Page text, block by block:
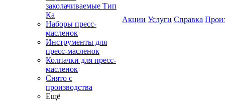
заколачиваемые Тип
Кa
Наборы пресс-
масленок
Инструменты для
пресс-масленок
Колпачки для пресс-
масленок
Снято с
производства
Ещё
Акции Услуги Справка